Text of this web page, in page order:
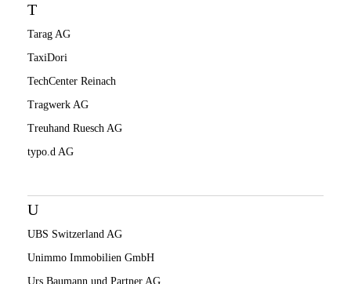
T
Tarag AG
TaxiDori
TechCenter Reinach
Tragwerk AG
Treuhand Ruesch AG
typo.d AG
U
UBS Switzerland AG
Unimmo Immobilien GmbH
Urs Baumann und Partner AG